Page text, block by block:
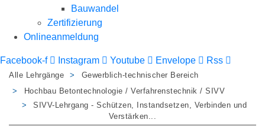
Bauwandel
Zertifizierung
Onlineanmeldung
Facebook-f Instagram Youtube Envelope Rss
Alle Lehrgänge
Gewerblich-technischer Bereich
Hochbau Betontechnologie / Verfahrenstechnik / SIVV
SIVV-Lehrgang - Schützen, Instandsetzen, Verbinden und
Verstärken...